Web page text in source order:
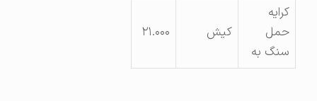
حمل
سنگ به
کیش ۲۱.۰۰۰